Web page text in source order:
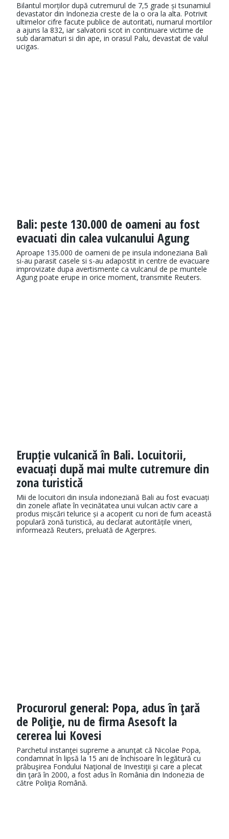
Bilantul morților după cutremurul de 7,5 grade și tsunamiul
devastator din Indonezia creste de la o ora la alta. Potrivit
ultimelor cifre facute publice de autoritati, numarul mortilor
a ajuns la 832, iar salvatorii scot in continuare victime de
sub daramaturi si din ape, in orasul Palu, devastat de valul
ucigas.
Bali: peste 130.000 de oameni au fost
evacuati din calea vulcanului Agung
Aproape 135.000 de oameni de pe insula indoneziana Bali
si-au parasit casele si s-au adapostit in centre de evacuare
improvizate dupa avertismente ca vulcanul de pe muntele
Agung poate erupe in orice moment, transmite Reuters.
Erupție vulcanică în Bali. Locuitorii,
evacuați după mai multe cutremure din
zona turistică
Mii de locuitori din insula indoneziană Bali au fost evacuați
din zonele aflate în vecinătatea unui vulcan activ care a
produs mișcări telurice și a acoperit cu nori de fum această
populară zonă turistică, au declarat autoritățile vineri,
informează Reuters, preluată de Agerpres.
Procurorul general: Popa, adus în ţară
de Poliţie, nu de firma Asesoft la
cererea lui Kovesi
Parchetul instanţei supreme a anunţat că Nicolae Popa,
condamnat în lipsă la 15 ani de închisoare în legătură cu
prăbuşirea Fondului Naţional de Investiţii şi care a plecat
din ţară în 2000, a fost adus în România din Indonezia de
către Poliţia Română.